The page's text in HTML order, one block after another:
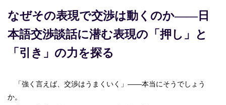
なぜその表現で交渉は動くのか――日
本語交渉談話に潜む表現の「押し」と
「引き」の力を探る
「強く言えば、交渉はうまくいく」――本当にそうでしょう
か。